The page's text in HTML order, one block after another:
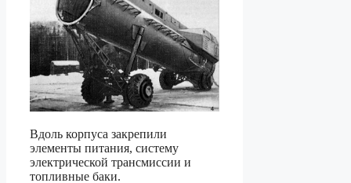
Вдоль корпуса закрепили
элементы питания, систему
электрической трансмиссии и
топливные баки.